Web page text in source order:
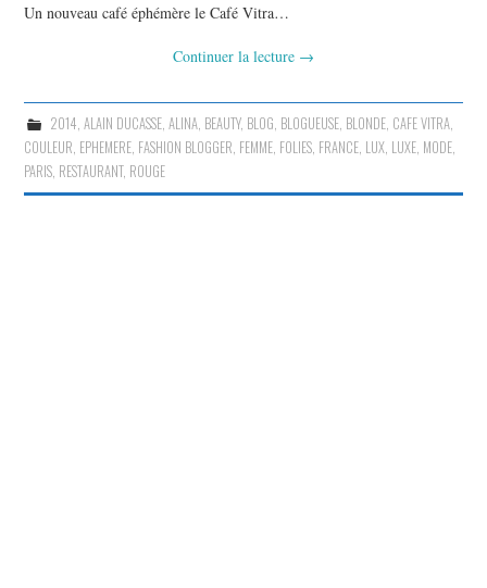
Un nouveau café éphémère le Café Vitra…
Continuer la lecture →
2014 ALAIN DUCASSE, ALINA, BEAUTY, BLOG BLOGUEUSE, BLONDE, CAFE VITRA,
COULEUR EPHEMERE FASHION BLOGGER FEMME FOLIES FRANCE LUX LUXE MODE
PARIS RESTAURANT, ROUGE